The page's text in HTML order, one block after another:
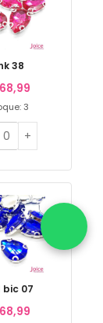
38
68,99
3
bic 07
68,99